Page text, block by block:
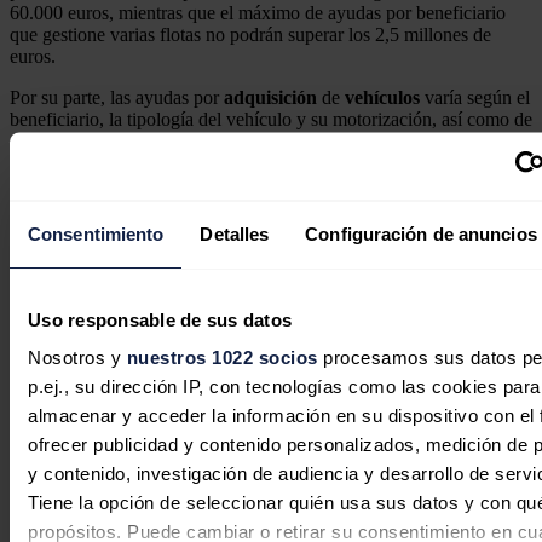
Consentimiento Detalles Configuración de anuncios
Uso responsable de sus datos
Nosotros y nuestros 1022 socios procesamos sus datos
p.ej., su dirección IP, con tecnologías como las cookies para
almacenar y acceder la información en su dispositivo con el
ofrecer publicidad y contenido personalizados, medición de
y contenido, investigación de audiencia y desarrollo de
Tiene la opción de seleccionar quién usa sus datos y con
propósitos. Puede cambiar o retirar su consentimiento en
60.000 euros, mientras que el máximo de ayudas por beneficiario
que gestione varias flotas no podrán superar los 2,5 millones de
euros.
Por su parte, las ayudas por adquisición de vehículos varía según el
beneficiario, la tipología del vehículo y su motorización, así como de
achatarrar otro coche. Para las otras actuaciones, la intensidad de la
empresas.
Noticias relacionadas
El Gobierno rescata con 274 millones
cuatro proyectos de hidrógeno verde
descartados por Bruselas
Redacción 06/08/2026